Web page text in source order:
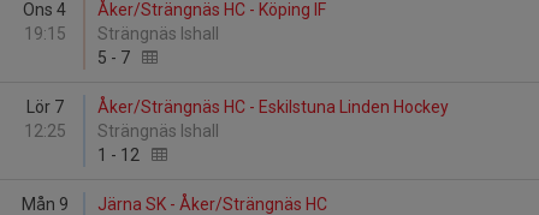
Ons 4
19:15
Åker/Strängnäs HC - Köping IF
Strängnäs Ishall
5 - 7
Lör 7
12:25
Åker/Strängnäs HC - Eskilstuna Linden Hockey
Strängnäs Ishall
1 - 12
Mån 9
Järna SK - Åker/Strängnäs HC